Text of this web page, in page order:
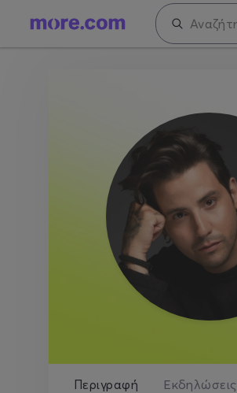
Περιγραφή Εκδηλώσεις